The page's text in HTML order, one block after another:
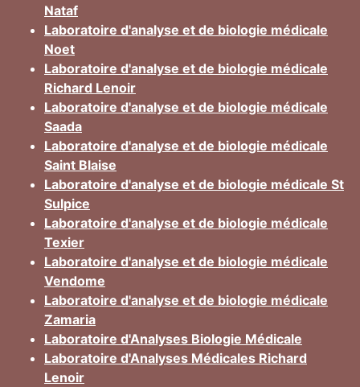
Nataf
Laboratoire d'analyse et de biologie médicale
Noet
Laboratoire d'analyse et de biologie médicale
Richard Lenoir
Laboratoire d'analyse et de biologie médicale
Saada
Laboratoire d'analyse et de biologie médicale
Saint Blaise
Laboratoire d'analyse et de biologie médicale St
Sulpice
Laboratoire d'analyse et de biologie médicale
Texier
Laboratoire d'analyse et de biologie médicale
Vendome
Laboratoire d'analyse et de biologie médicale
Zamaria
Laboratoire d'Analyses Biologie Médicale
Laboratoire d'Analyses Médicales Richard
Lenoir